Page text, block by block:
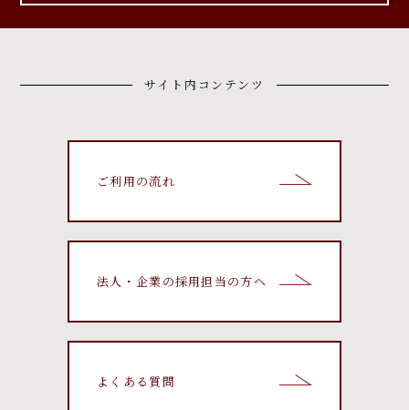
サイト内コンテンツ
ご利用の流れ
法人・企業の採用担当の方へ
よくある質問